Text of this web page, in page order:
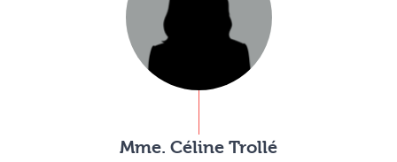
Mme. Céline Trollé